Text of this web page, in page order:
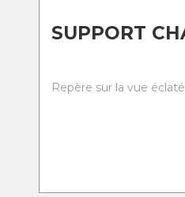
SUPPORT
Repère sur la vue